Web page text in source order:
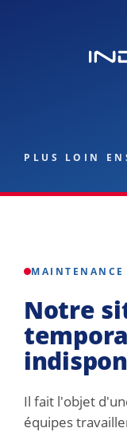
PLUS LOIN
MAINTENANCE
Notre
Il fait l'objet
équipes